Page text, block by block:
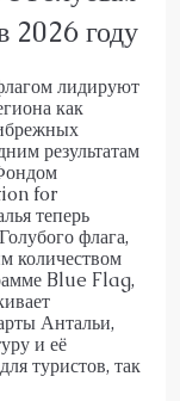
2026 году
лидируют
как
результатам
for
теперь
флага,
количеством
Blue Flag,
Антальи,
и её
туристов, так